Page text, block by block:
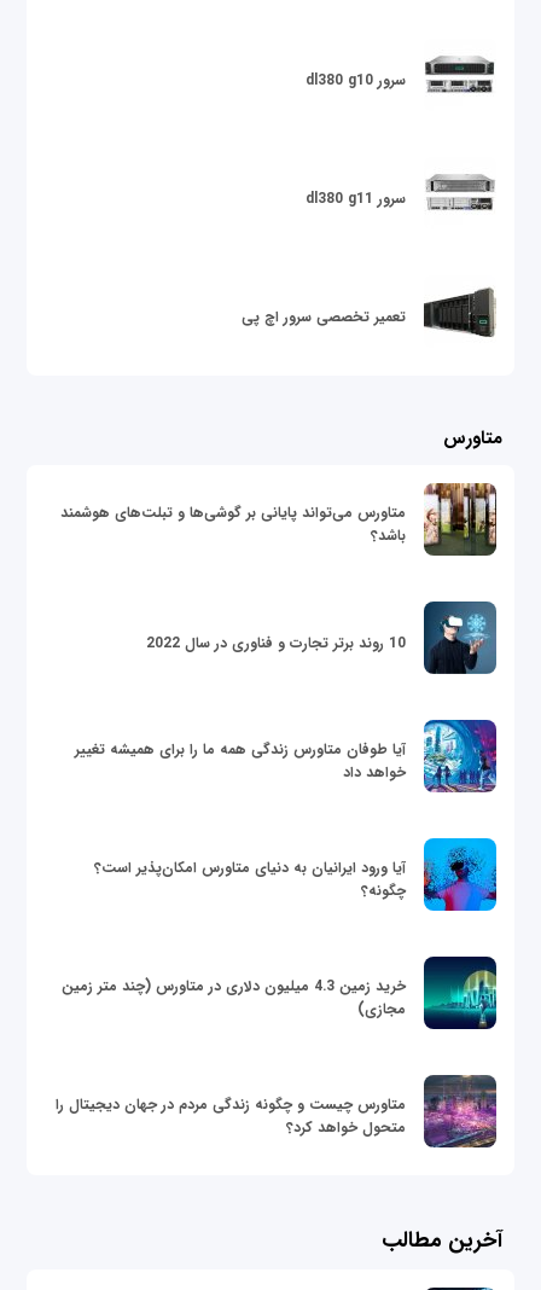
سرور dl380 g10
سرور dl380 g11
تعمیر تخصصی سرور اچ پی
متاورس
متاورس می‌تواند پایانی بر گوشی‌ها و تبلت‌های هوشمند
باشد؟
10 روند برتر تجارت و فناوری در سال 2022
آیا طوفان متاورس زندگی همه ما را برای همیشه تغییر
خواهد داد
آیا ورود ایرانیان به دنیای متاورس امکان‌پذیر است؟
چگونه؟
خرید زمین 4.3 میلیون دلاری در متاورس (چند متر زمین
مجازی)
متاورس چیست و چگونه زندگی مردم در جهان دیجیتال را
متحول خواهد کرد؟
آخرین مطالب